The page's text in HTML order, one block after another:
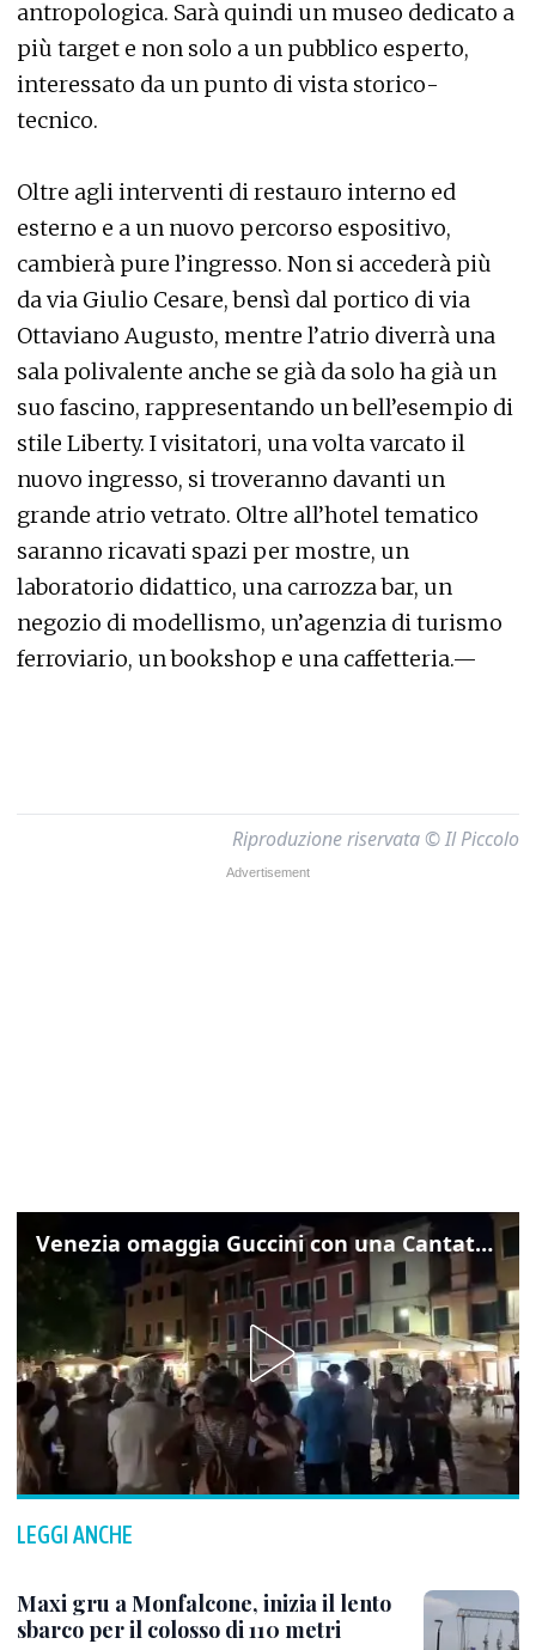
antropologica. Sarà quindi un museo dedicato a
più target e non solo a un pubblico esperto,
interessato da un punto di vista storico-
tecnico.
Oltre agli interventi di restauro interno ed
esterno e a un nuovo percorso espositivo,
cambierà pure l’ingresso. Non si accederà più
da via Giulio Cesare, bensì dal portico di via
Ottaviano Augusto, mentre l’atrio diverrà una
sala polivalente anche se già da solo ha già un
suo fascino, rappresentando un bell’esempio di
stile Liberty. I visitatori, una volta varcato il
nuovo ingresso, si troveranno davanti un
grande atrio vetrato. Oltre all’hotel tematico
saranno ricavati spazi per mostre, un
laboratorio didattico, una carrozza bar, un
negozio di modellismo, un’agenzia di turismo
ferroviario, un bookshop e una caffetteria.—
Riproduzione riservata © Il Piccolo
Venezia omaggia Guccini con una Cantata Anarchica in campo Santa Margherita
LEGGI ANCHE
Maxi gru a Monfalcone, inizia il lento
sbarco per il colosso di 110 metri